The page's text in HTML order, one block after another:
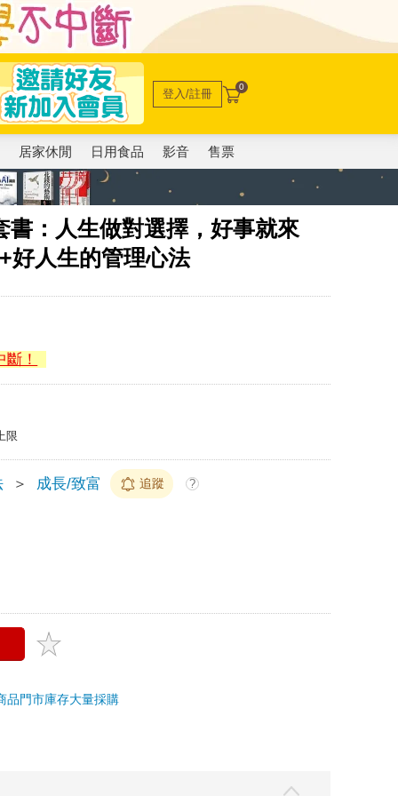
登入/註冊 0
居家休閒 日用食品 影音 售票
：人生做對選擇，好事就來
好人生的管理心法
！
限
＞ 成長/致富 追蹤 ?
品門市庫存大量採購